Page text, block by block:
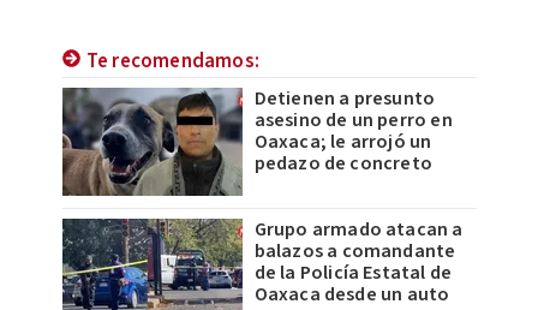
Te recomendamos:
Detienen a presunto
asesino de un perro en
Oaxaca; le arrojó un
pedazo de concreto
Grupo armado atacan a
balazos a comandante
de la Policía Estatal de
Oaxaca desde un auto